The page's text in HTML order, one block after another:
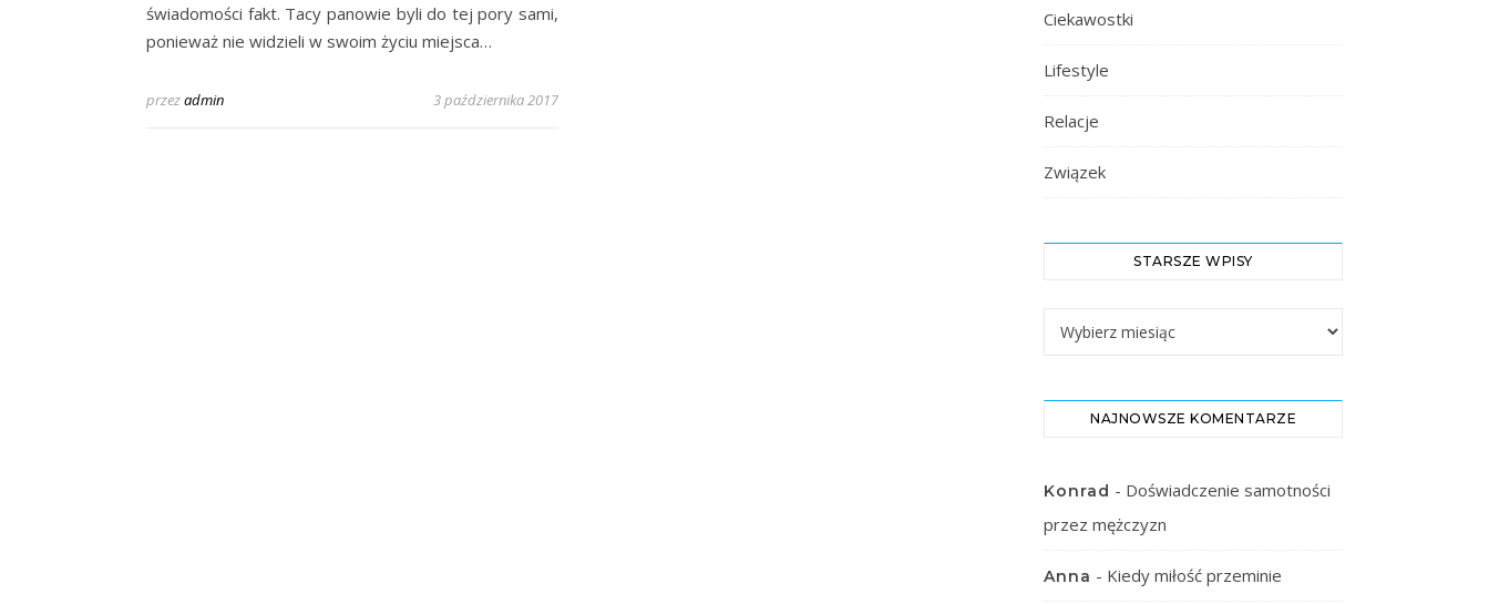
świadomości fakt. Tacy panowie byli do tej pory sami,
ponieważ nie widzieli w swoim życiu miejsca…
przezadmin 3 października 2017
Ciekawostki
Lifestyle
Relacje
Związek
STARSZE WPISY
Starsze Wpisy
NAJNOWSZE KOMENTARZE
Konrad - Doświadczenie samotności
przez mężczyzn
Anna - Kiedy miłość przeminie